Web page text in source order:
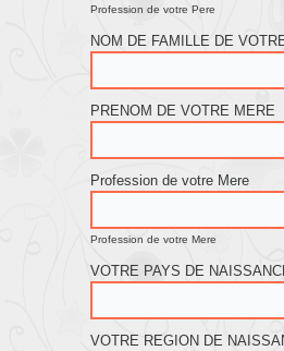
Profession de votre Pere
NOM DE FAMILLE DE
PRENOM DE VOTRE MERE
Profession de votre Mere
Profession de votre Mere
VOTRE PAYS DE
VOTRE REGION DE